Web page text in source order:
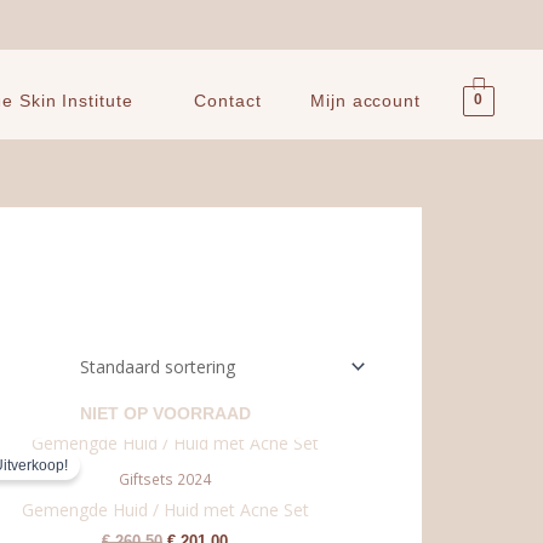
Skin Institute Contact Mijn account 0
NIET OP VOORRAAD
Giftsets 2024
Gemengde Huid / Huid met Acne Set
Oorspronkelijke
was:
Huidige